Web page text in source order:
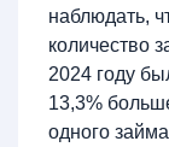
наблюдать,
количество
2024 году
13,3%
одного